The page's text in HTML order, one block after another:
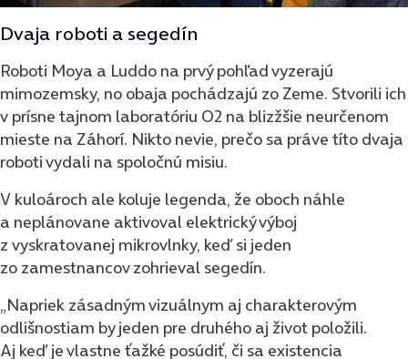
Dvaja roboti a segedín
Roboti Moya a Luddo na prvý pohľad vyzerajú
mimozemsky, no obaja pochádzajú zo Zeme. Stvorili ich
v prísne tajnom laboratóriu O2 na blizžšie neurčenom
mieste na Záhorí. Nikto nevie, prečo sa práve títo dvaja
roboti vydali na spoločnú misiu.
V kuloároch ale koluje legenda, že oboch náhle
a neplánovane aktivoval elektrický výboj
z vyskratovanej mikrovlnky, keď si jeden
zo zamestnancov zohrieval segedín.
„Napriek zásadným vizuálnym aj charakterovým
odlišnostiam by jeden pre druhého aj život položili.
Aj keď je vlastne ťažké posúdiť, či sa existencia